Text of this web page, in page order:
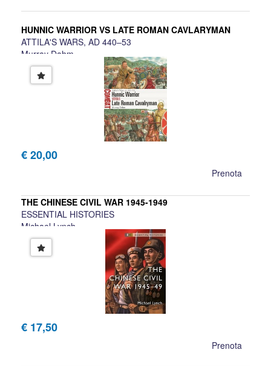
HUNNIC WARRIOR VS LATE ROMAN CAVLARYMAN
ATTILA'S WARS, AD 440–53
Murray Dahm
€ 20,00
Prenota
THE CHINESE CIVIL WAR 1945-1949
ESSENTIAL HISTORIES
Michael Lynch
€ 17,50
Prenota